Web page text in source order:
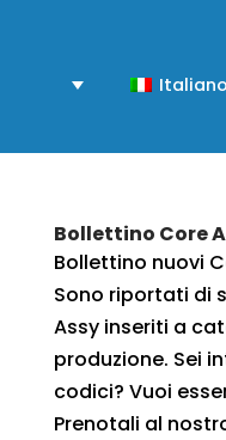
Italiano
Bollettino Core
Bollettino nuovi
Sono riportati di
Assy inseriti a
produzione. Sei
codici? Vuoi
Prenotali al